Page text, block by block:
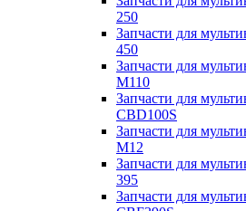
250
Запчасти для
450
Запчасти для
M110
Запчасти для
CBD100S
Запчасти для
M12
Запчасти для
395
Запчасти для